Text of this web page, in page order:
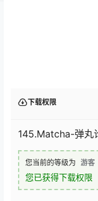
下载权限
145.Matcha-弹丸
您当前的等级为 游客
您已获得下载权限